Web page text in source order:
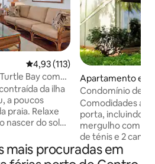
Classificação média de 4,93 em
4,93 (113)
Bay com
da ilha
a poucos
Relaxe
nascer do sol
+ loft | 3
Apartamento em
Condomínio de
vista para o
Comodidades ao
porta, incluindo
mergulho com
de ténis e 2
mundial. Lado leste de Kuilima Estates,
no Fazio 17, com
mais procuradas em